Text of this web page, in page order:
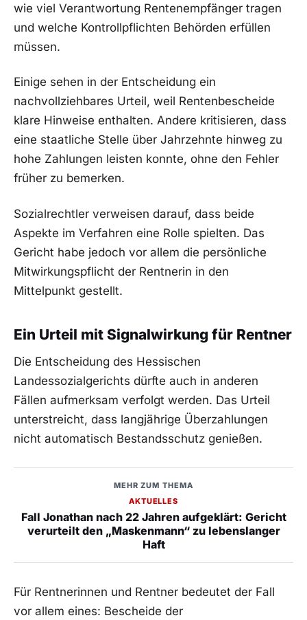
wie viel Verantwortung Rentenempfänger tragen
und welche Kontrollpflichten Behörden erfüllen
müssen.
Einige sehen in der Entscheidung ein
nachvollziehbares Urteil, weil Rentenbescheide
klare Hinweise enthalten. Andere kritisieren, dass
eine staatliche Stelle über Jahrzehnte hinweg zu
hohe Zahlungen leisten konnte, ohne den Fehler
früher zu bemerken.
Sozialrechtler verweisen darauf, dass beide
Aspekte im Verfahren eine Rolle spielten. Das
Gericht habe jedoch vor allem die persönliche
Mitwirkungspflicht der Rentnerin in den
Mittelpunkt gestellt.
Ein Urteil mit Signalwirkung für Rentner
Die Entscheidung des Hessischen
Landessozialgerichts dürfte auch in anderen
Fällen aufmerksam verfolgt werden. Das Urteil
unterstreicht, dass langjährige Überzahlungen
nicht automatisch Bestandsschutz genießen.
MEHR ZUM THEMA
AKTUELLES
Fall Jonathan nach 22 Jahren aufgeklärt: Gericht
verurteilt den „Maskenmann“ zu lebenslanger
Haft
Für Rentnerinnen und Rentner bedeutet der Fall
vor allem eines: Bescheide der